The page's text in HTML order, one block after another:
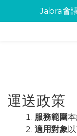
Jabra會
Jabra會
運送政策
服務範圍
適用對象